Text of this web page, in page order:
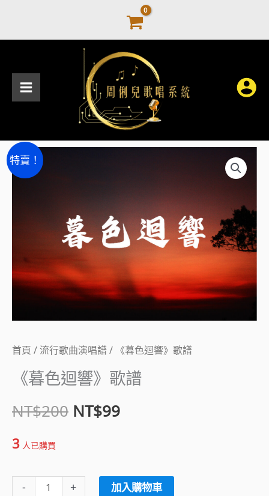
特賣！
首頁 / 流行歌曲演唱譜/ 《暮色迴響》歌譜
《暮色迴響》歌譜
NT$200
價
格：
NT$200。
NT$99
前
價
格：
NT$99。
3 人已購買
-
《暮
色
歌
數
量
+ 加入購物車